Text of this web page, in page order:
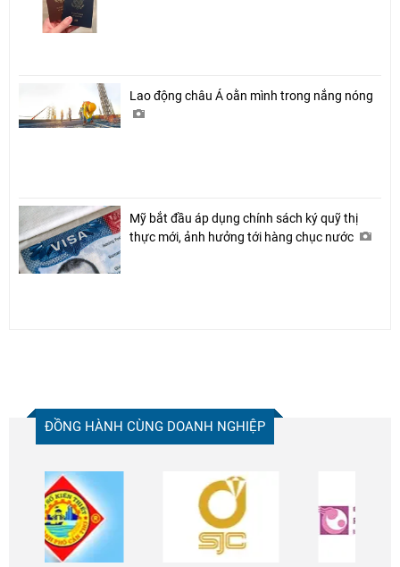
Lao động châu Á oằn mình trong nắng nóng
Mỹ bắt đầu áp dụng chính sách ký quỹ thị
thực mới, ảnh hưởng tới hàng chục nước
ĐỒNG HÀNH CÙNG DOANH NGHIỆP